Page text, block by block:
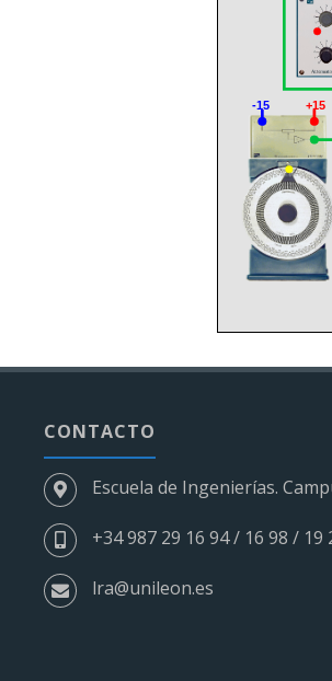
+15
-15
CONTACTO
Escuela de Ingenierías.
+34 987 29 16 94 / 16 98 / 19
lra@unileon.es